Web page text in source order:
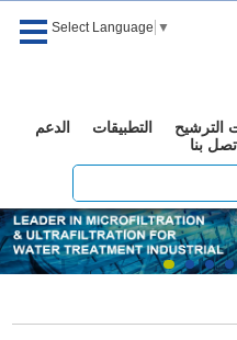
Select Language ▼
الترشيح التطبيقات
الدعم
بنا